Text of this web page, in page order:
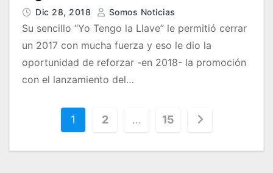
Dic 28, 2018 Somos Noticias
Su sencillo “Yo Tengo la Llave” le permitió cerrar
un 2017 con mucha fuerza y eso le dio la
oportunidad de reforzar -en 2018- la promoción
con el lanzamiento del…
1 2 … 15